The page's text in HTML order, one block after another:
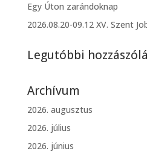
Egy Úton zarándoknap
2026.08.20-09.12 XV. Szent
Legutóbbi
Archívum
2026. augusztus
2026. július
2026. június